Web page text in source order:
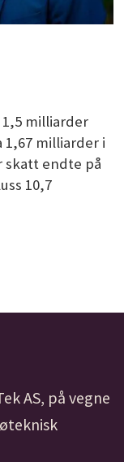
milliarder
milliarder i
skatt endte på
10,7
AS, på vegne